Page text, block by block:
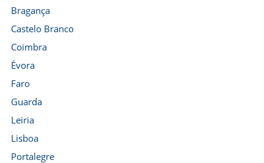
Bragança
Castelo Branco
Coimbra
Évora
Faro
Guarda
Leiria
Lisboa
Portalegre